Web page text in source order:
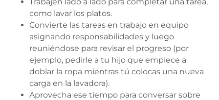
como lavar los platos.
Convierte las tareas en trabajo en equipo
asignando responsabilidades y luego
reuniéndose para revisar el progreso (por
ejemplo, pedirle a tu hijo que empiece a
doblar la ropa mientras tú colocas una nueva
carga en la lavadora).
Aprovecha ese tiempo para conversar sobre